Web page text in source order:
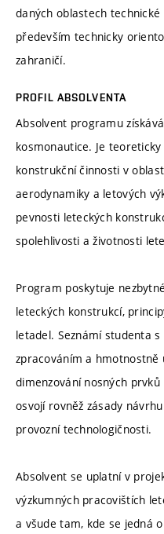
daných oblastech
především technicky
zahraničí.
PROFIL ABSOLVENTA
Absolvent programu
kosmonautice. Je
konstrukční činnosti v
aerodynamiky a letových
pevnosti leteckých
spolehlivosti a životnosti
Program poskytuje
leteckých konstrukcí,
letadel. Seznámí studenta
zpracováním a
dimenzování nosných
osvojí rovněž zásady
provozní technologičnosti.
Absolvent se uplatní v
výzkumných pracovištích
a všude tam, kde se jedná